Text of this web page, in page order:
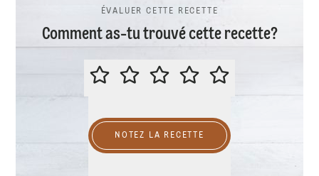
ÉVALUER CETTE RECETTE
Comment as-tu trouvé cette recette?
ÉVALUER CETTE RECETTE
NOTEZ LA RECETTE